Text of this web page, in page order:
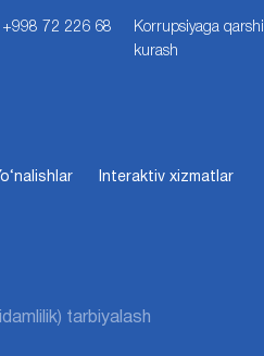
+998 72 226 68
Korrupsiyaga qarshi
kurash
Interaktiv xizmatlar
tarbiyalash